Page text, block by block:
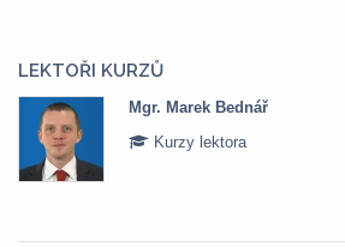
LEKTOŘI KURZŮ
Mgr. Marek Bednář
Kurzy lektora